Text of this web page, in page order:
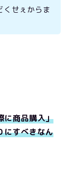
くせぇからま
商品購入」
にすべきなん